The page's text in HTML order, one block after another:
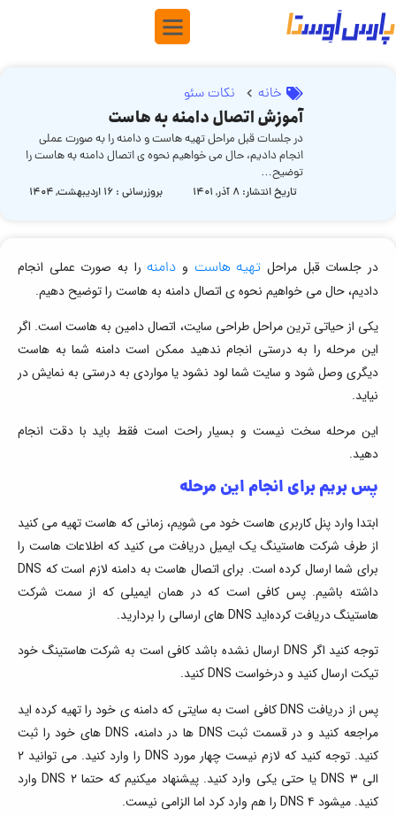
خانه نکات سئو
آموزش اتصال دامنه به هاست
در جلسات قبل مراحل تهیه هاست و دامنه را به صورت عملی
انجام دادیم، حال می‌ خواهیم نحوه‌ ی اتصال دامنه به هاست را
توضیح…
تاریخ انتشار: 8 آذر, 1401 بروزرسانی : ۱۶ اردیبهشت, ۱۴۰۴
در جلسات قبل مراحل تهیه هاست و دامنهرا به صورت عملی انجام
دادیم، حال می‌ خواهیم نحوه‌ ی اتصال دامنه به هاست را توضیح دهیم.
یکی از حیاتی‌ ترین مراحل طراحی سایت، اتصال دامین به هاست است. اگر
این مرحله را به درستی انجام ندهید ممکن است دامنه شما به هاست
دیگری وصل شود و سایت شما لود نشود یا مواردی به درستی به نمایش در
نیاید.
این مرحله سخت نیست و بسیار راحت است فقط باید با دقت انجام
دهید.
پس بریم برای انجام این مرحله
ابتدا وارد پنل کاربری هاست خود می‌ شویم، زمانی که هاست تهیه می‌ کنید
از طرف شرکت هاستینگ یک ایمیل دریافت می‌ کنید که اطلاعات هاست را
برای شما ارسال کرده است. برای اتصال هاست به دامنه لازم است که DNS
داشته باشیم. پس کافی است که در همان ایمیلی که از سمت شرکت
هاستینگ دریافت کرده‌اید DNS های ارسالی را بردارید.
توجه کنید اگر DNS ارسال نشده باشد کافی است به شرکت هاستینگ خود
تیکت ارسال کنید و درخواست DNS کنید.
پس از دریافت DNS کافی است به سایتی که دامنه‌ ی خود را تهیه کرده اید
مراجعه کنید و در قسمت ثبت DNS ها در دامنه، DNS های خود را ثبت
کنید. توجه کنید که لازم نیست چهار مورد DNS را وارد کنید. می توانید ۲
الی ۳ DNS یا حتی یکی وارد کنید. پیشنهاد میکنیم که حتما ۲ DNS وارد
کنید. میشود ۴ DNS را هم وارد کرد اما الزامی نیست.